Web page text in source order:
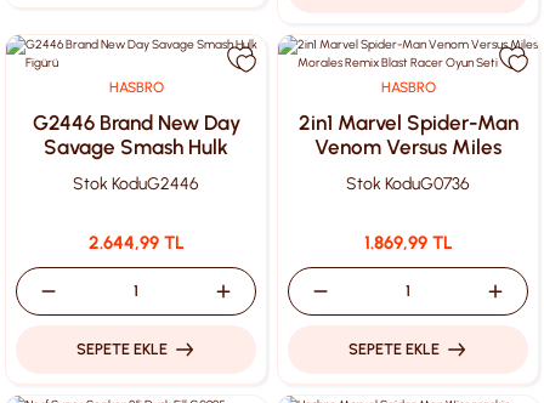
HASBRO
G2446 Brand New Day
Savage Smash Hulk
Figürü
Stok KoduG2446
2.644,99 TL
SEPETE EKLE
HASBRO
2in1 Marvel Spider-Man
Venom Versus Miles
Morales Remix Blast
Racer Oyun Seti
Stok KoduG0736
1.869,99 TL
SEPETE EKLE